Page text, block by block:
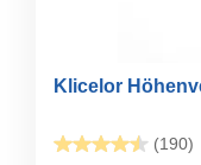
Klicelor
(190)